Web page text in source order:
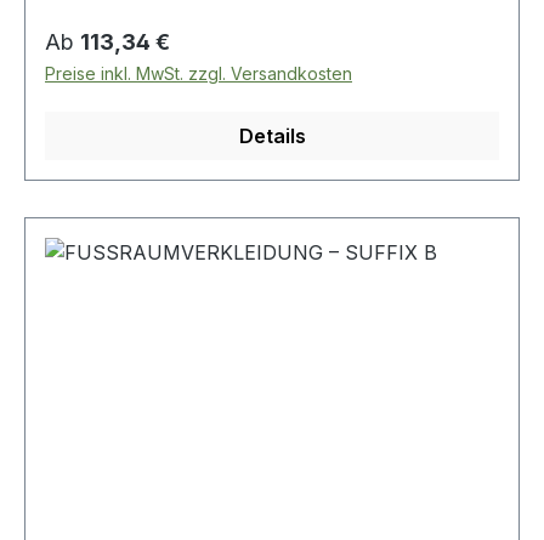
Regulärer Preis:
Ab 113,34 €
Preise inkl. MwSt. zzgl. Versandkosten
Details